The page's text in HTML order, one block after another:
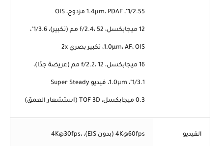
1/2.55"، 1.4µm، PDAF مزدوج، OIS
12 ميجابكسل، f/2.4، 52 مم (تكبير)، 1/3.6"،
1.0µm، AF، OIS، تكبير بصري 2x
16 ميجابكسل، f/2.2، 12 مم (عريضة جدًا)،
1/3.1"، 1.0µm، فيديو Super Steady
0.3 ميجابكسل، TOF 3D (استشعار العمق)
الفيديو 4K@60fps (بدون EIS)، 4K@30fps،